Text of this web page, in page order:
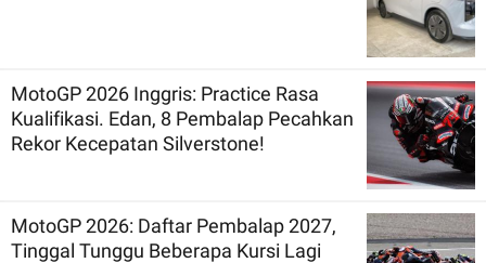
MotoGP 2026 Inggris: Practice Rasa
Kualifikasi. Edan, 8 Pembalap Pecahkan
Rekor Kecepatan Silverstone!
MotoGP 2026: Daftar Pembalap 2027,
Tinggal Tunggu Beberapa Kursi Lagi